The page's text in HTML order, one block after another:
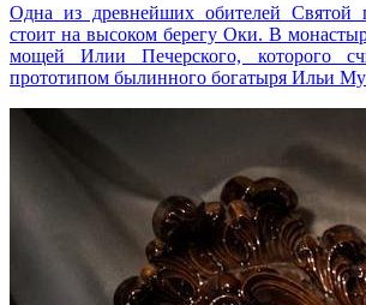
Одна из древнейших обителей Святой
стоит на высоком берегу Оки. В
мощей Илии Печерского, которого
прототипом былинного богатыря Ильи